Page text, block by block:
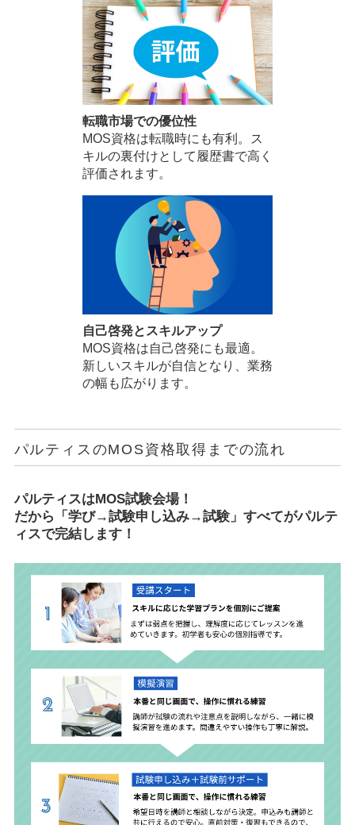
転職市場での優位性
MOS資格は転職時にも有利。ス
キルの裏付けとして履歴書で高く
評価されます。
自己啓発とスキルアップ
MOS資格は自己啓発にも最適。
新しいスキルが自信となり、業務
の幅も広がります。
パルティスのMOS資格取得までの流れ
パルティスはMOS試験会場！
だから「学び→試験申し込み→試験」すべてがパルテ
ィスで完結します！